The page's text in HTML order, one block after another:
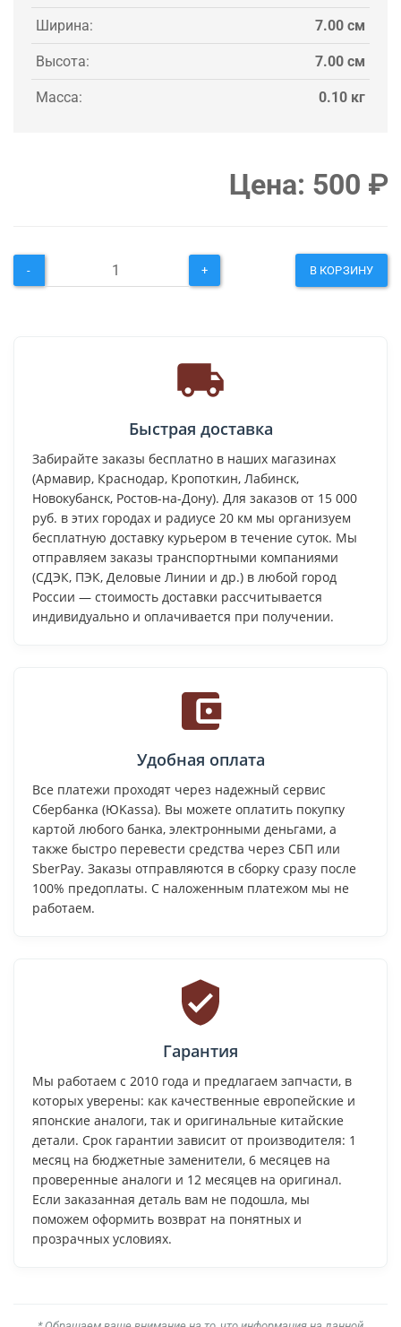
Ширина: 7.00 см
Высота: 7.00 см
Масса: 0.10 кг
Цена: 500 ₽
- + В КОРЗИНУ
Быстрая доставка
Забирайте заказы бесплатно в наших магазинах
(Армавир, Краснодар, Кропоткин, Лабинск,
Новокубанск, Ростов-на-Дону). Для заказов от 15 000
руб. в этих городах и радиусе 20 км мы организуем
бесплатную доставку курьером в течение суток. Мы
отправляем заказы транспортными компаниями
(СДЭК, ПЭК, Деловые Линии и др.) в любой город
России — стоимость доставки рассчитывается
индивидуально и оплачивается при получении.
Удобная оплата
Все платежи проходят через надежный сервис
Сбербанка (ЮKassa). Вы можете оплатить покупку
картой любого банка, электронными деньгами, а
также быстро перевести средства через СБП или
SberPay. Заказы отправляются в сборку сразу после
100% предоплаты. С наложенным платежом мы не
работаем.
Гарантия
Мы работаем с 2010 года и предлагаем запчасти, в
которых уверены: как качественные европейские и
японские аналоги, так и оригинальные китайские
детали. Срок гарантии зависит от производителя: 1
месяц на бюджетные заменители, 6 месяцев на
проверенные аналоги и 12 месяцев на оригинал.
Если заказанная деталь вам не подошла, мы
поможем оформить возврат на понятных и
прозрачных условиях.